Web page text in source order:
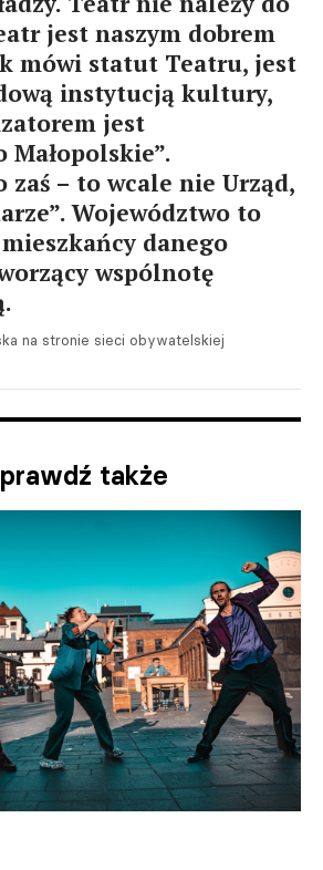
jest naszym dobrem
mówi statut Teatru, jest
instytucją kultury,
jest
Małopolskie”.
zaś – to wcale nie Urząd,
Województwo to
danego
wspólnotę
na stronie sieci obywatelskiej
także